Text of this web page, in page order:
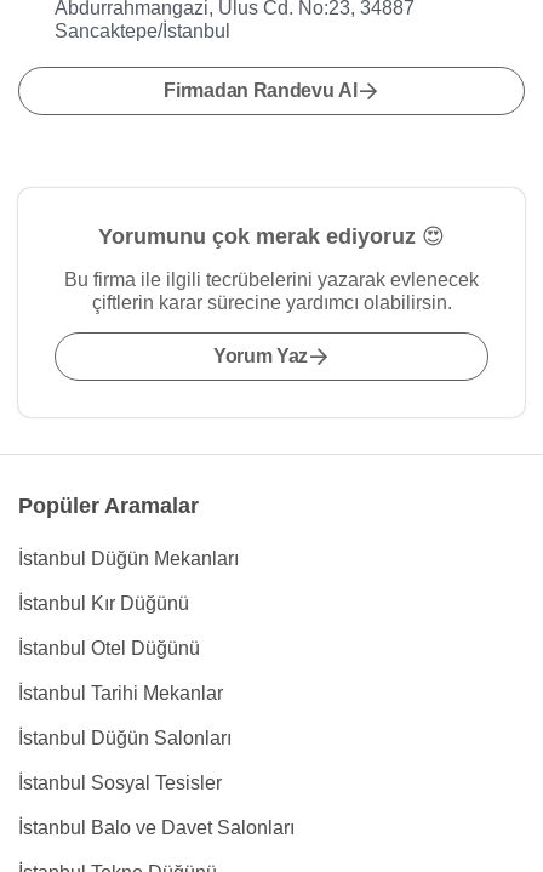
Abdurrahmangazi, Ulus Cd. No:23, 34887
Sancaktepe/İstanbul
Firmadan Randevu Al
Yorumunu çok merak ediyoruz 😍
Bu firma ile ilgili tecrübelerini yazarak evlenecek
çiftlerin karar sürecine yardımcı olabilirsin.
Yorum Yaz
Popüler Aramalar
İstanbul Düğün Mekanları
İstanbul Kır Düğünü
İstanbul Otel Düğünü
İstanbul Tarihi Mekanlar
İstanbul Düğün Salonları
İstanbul Sosyal Tesisler
İstanbul Balo ve Davet Salonları